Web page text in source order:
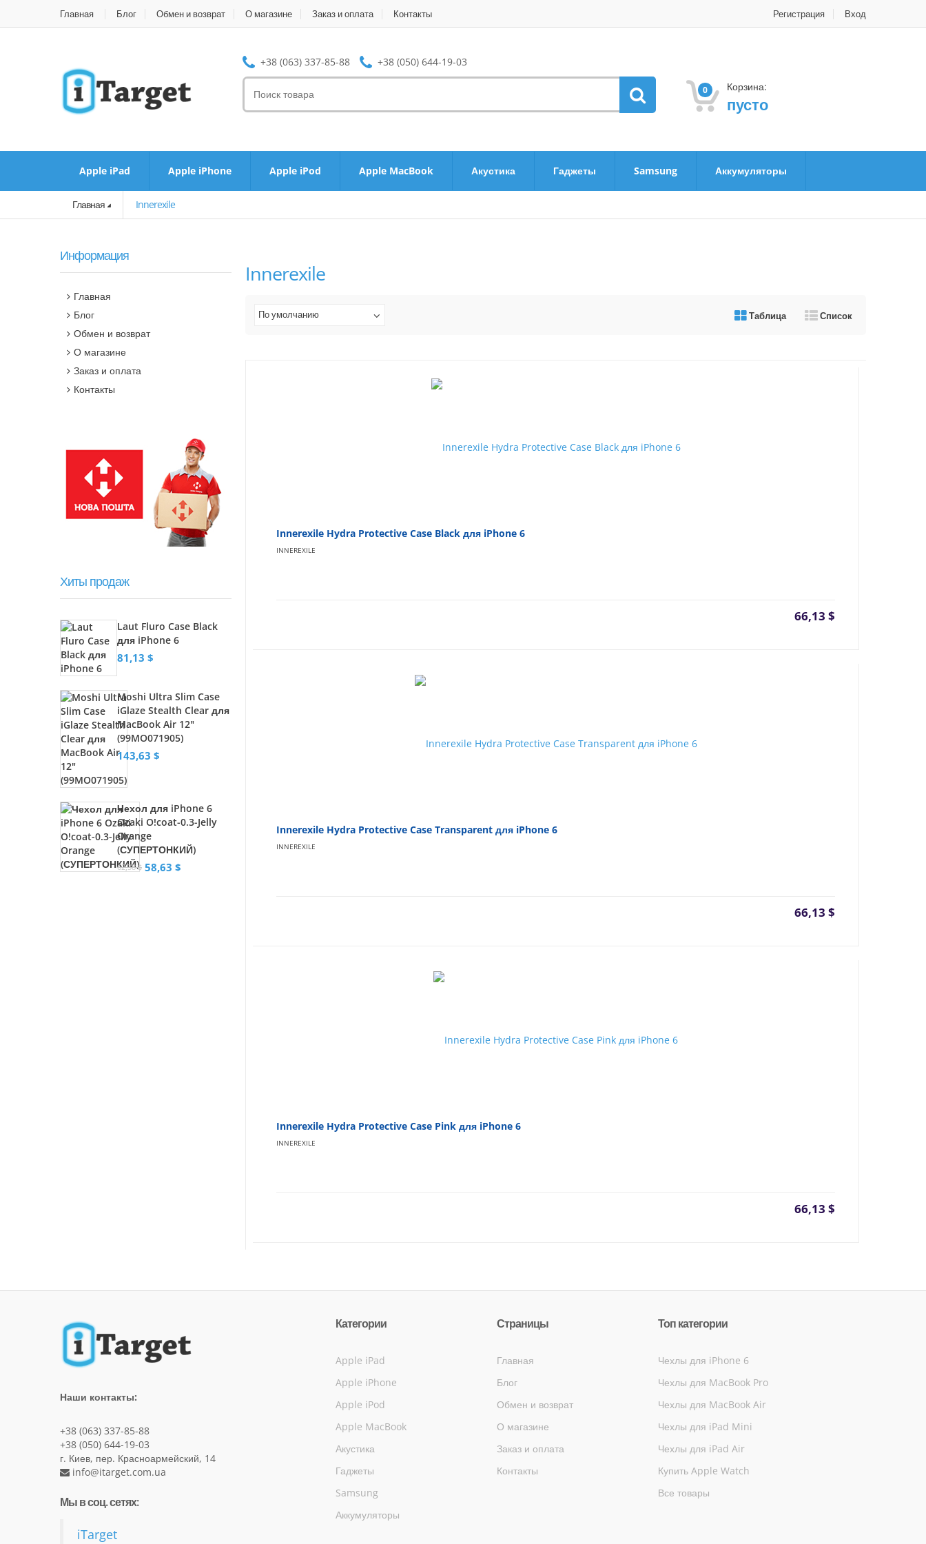
Главная Блог Обмен и возврат О магазине Заказ и оплата Контакты Регистрация Вход
+38 (063) 337-85-88 +38 (050) 644-19-03
0 Корзина:
пусто
Apple iPad Apple iPhone Apple iPod Apple MacBook Акустика Гаджеты Samsung Аккумуляторы
Главная Innerexile
Информация
Главная
Блог
Обмен и возврат
О магазине
Заказ и оплата
Контакты
Хиты продаж
Laut Fluro Case Black
для iPhone 6
81,13 $
Moshi Ultra Slim Case
iGlaze Stealth Clear для
MacBook Air 12"
(99MO071905)
143,63 $
Чехол для iPhone 6
Ozaki O!coat-0.3-Jelly
Orange
(СУПЕРТОНКИЙ)
62,38 $ 58,63 $
Innerexile
Таблица Список
По умолчанию
Innerexile Hydra Protective Case Black для iPhone 6
INNEREXILE
66,13 $
Innerexile Hydra Protective Case Transparent для iPhone 6
INNEREXILE
66,13 $
Innerexile Hydra Protective Case Pink для iPhone 6
INNEREXILE
66,13 $
Наши контакты:
+38 (063) 337-85-88
+38 (050) 644-19-03
г. Киев, пер. Красноармейский, 14
info@itarget.com.ua
Мы в соц. сетях:
iTarget
Категории
Apple iPad
Apple iPhone
Apple iPod
Apple MacBook
Акустика
Гаджеты
Samsung
Аккумуляторы
Страницы
Главная
Блог
Обмен и возврат
О магазине
Заказ и оплата
Контакты
Топ категории
Чехлы для iPhone 6
Чехлы для MacBook Pro
Чехлы для MacBook Air
Чехлы для iPad Mini
Чехлы для iPad Air
Купить Apple Watch
Все товары